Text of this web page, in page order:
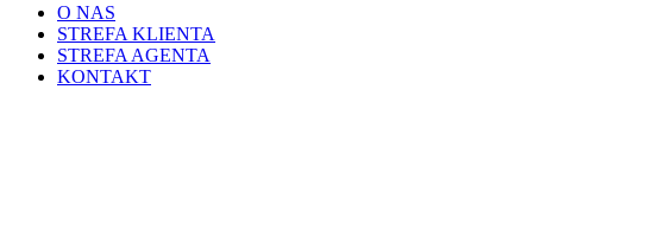
O NAS
STREFA KLIENTA
STREFA AGENTA
KONTAKT